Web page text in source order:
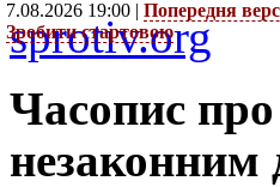
7.08.2026 19:00 | Попередня
Зробити стартовою
sprotiv.org
Часопис
незаконним